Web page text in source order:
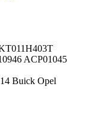
ACP01045
Buick Opel